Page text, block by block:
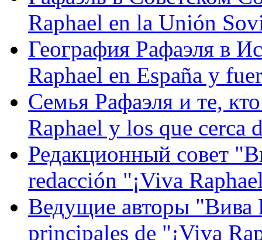
Raphael en la Unión
География Рафаэля в
Raphael en España y
Семья Рафаэля и те,
Raphael y los que cerca
Редакционный совет
redacción "¡Viva
Ведущие авторы "Вива
principales de "¡Viva